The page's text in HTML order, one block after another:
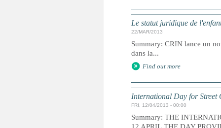
Le statut juridique de
22/MAR/2013
Summary: CRIN lance un
dans la...
Find out more
International Day for Street
FRI, 12/04/2013 - 00:00
Summary: THE